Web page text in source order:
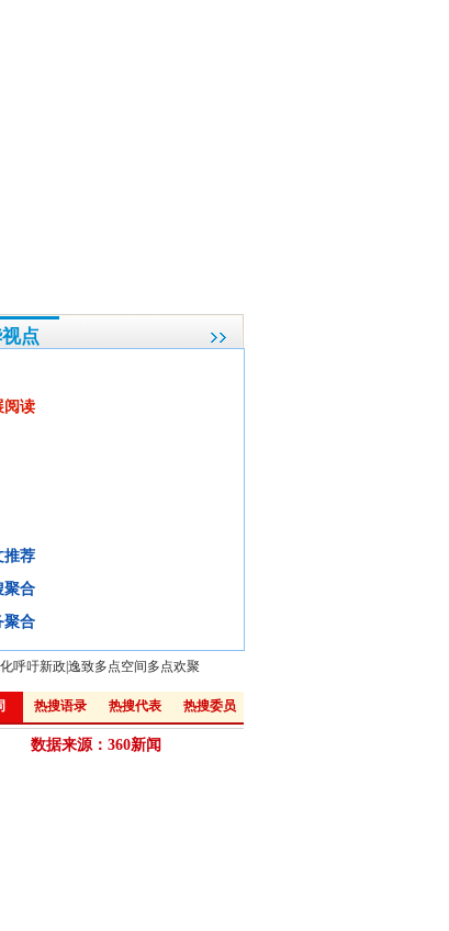
阅读
推荐
聚合
聚合
讲话
点
“大树底下不长草”怪象该刹刹了
校”不是教育公平与均衡的终点
称教育部多重禁令难治“择校热”
呼吁新政 逸致多点空间多点欢聚